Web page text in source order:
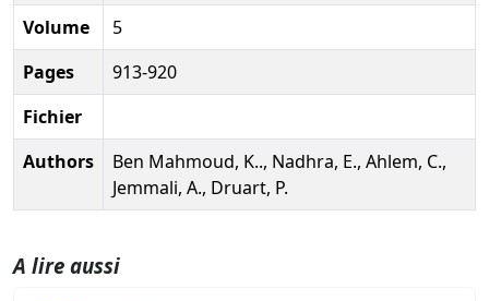
Volume
5
Pages
913-920
Fichier
Authors
Ben Mahmoud, K.., Nadhra, E., Ahlem, C.,
Jemmali, A., Druart, P.
A lire aussi